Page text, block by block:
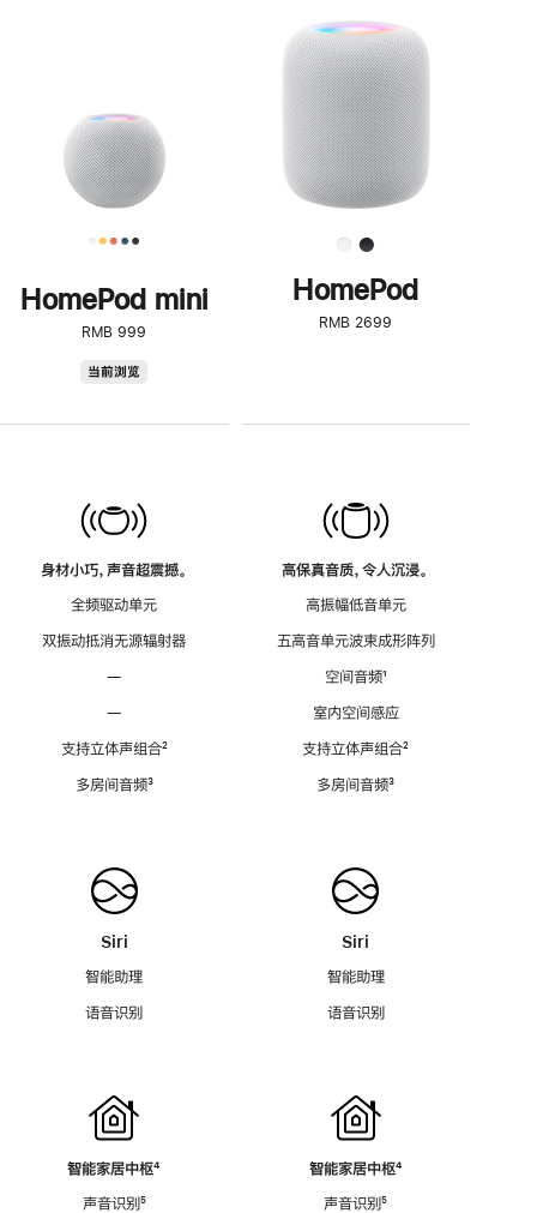
HomePod mini
RMB 999
当前浏览
身材小巧，声音超震撼。
全频驱动单元
双振动抵消无源辐射器
—
—
支持立体声组合脚
²
多房间音频脚
³
Siri
智能助理
语音识别
智能家居中枢脚
⁴
声音识别脚
⁵
步
了
解
HomePod<
HomePod
RMB 2699
高保真音质，令人沉浸。
高振幅低音单元
五高音单元波束成形阵列
空间音频脚
¹
室内空间感应
支持立体声组合脚
²
多房间音频脚
³
Siri
智能助理
语音识别
智能家居中枢脚
⁴
声音识别脚
⁵